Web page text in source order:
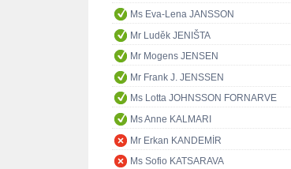
Ms Eva-Lena JANSSON
Mr Luděk JENIŠTA
Mr Mogens JENSEN
Mr Frank J. JENSSEN
Ms Lotta JOHNSSON FORNARVE
Ms Anne KALMARI
Mr Erkan KANDEMİR
Ms Sofio KATSARAVA